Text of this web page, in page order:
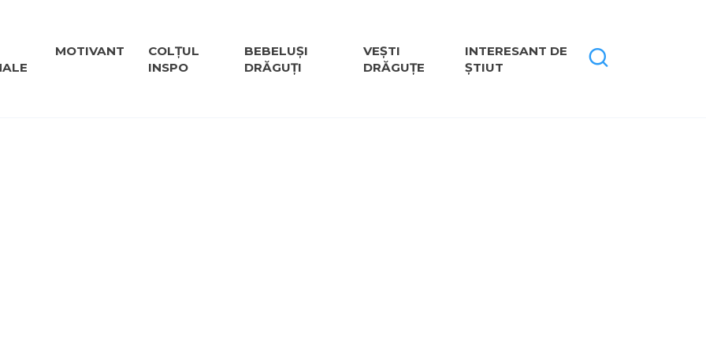
MOTIVANT
COLȚUL
INSPO
BEBELUȘI
DRĂGUȚI
VEȘTI
DRĂGUȚE
INTERESANT DE
ȘTIUT